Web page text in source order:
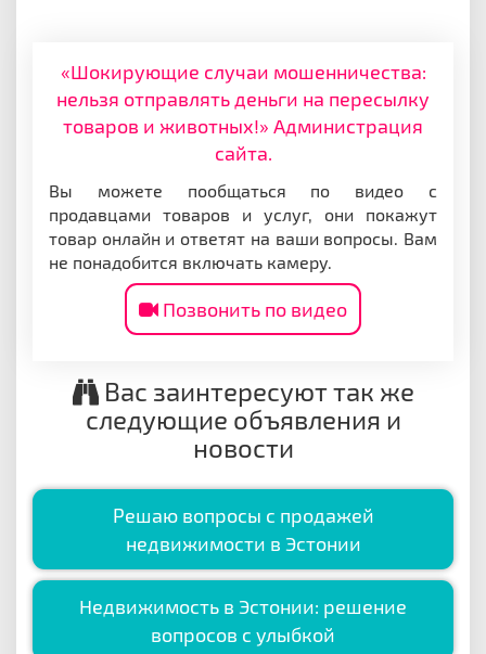
«Шокирующие случаи мошенничества:
нельзя отправлять деньги на пересылку
товаров и животных!» Администрация
сайта.
Вы можете пообщаться по видео с
продавцами товаров и услуг, они покажут
товар онлайн и ответят на ваши вопросы. Вам
не понадобится включать камеру.
Позвонить по видео
Вас заинтересуют так же
следующие объявления и
новости
Решаю вопросы с продажей
недвижимости в Эстонии
Недвижимость в Эстонии: решение
вопросов с улыбкой